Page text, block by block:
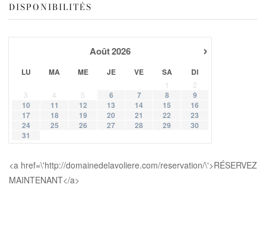
DISPONIBILITÉS
›
Août2026
LU MA ME JE VE SA DI
1
2
3
4 5 6 7 8
9
10
11 12 13 14 15
16
17
18 19 20 21 22
23
24
25 26 27 28 29
30
31
<a href=\'http://domainedelavoliere.com/reservation/\'>RÉSERVEZ
MAINTENANT</a>